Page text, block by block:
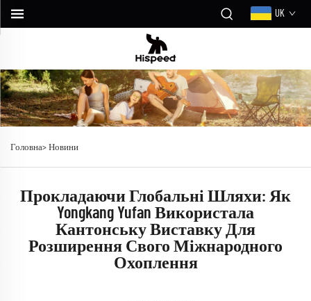
UK
Головна> Новини
Прокладаючи Глобальні Шляхи: Як
Yongkang Yufan Використала
Кантонську Виставку Для
Розширення Свого Міжнародного
Охоплення